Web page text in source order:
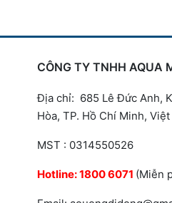
CÔNG TY TNHH AQUA
Địa chỉ: 685 Lê Đức Anh,
Hòa, TP. Hồ Chí Minh, Việt
MST : 0314550526
Hotline:1800 6071 (Miễn